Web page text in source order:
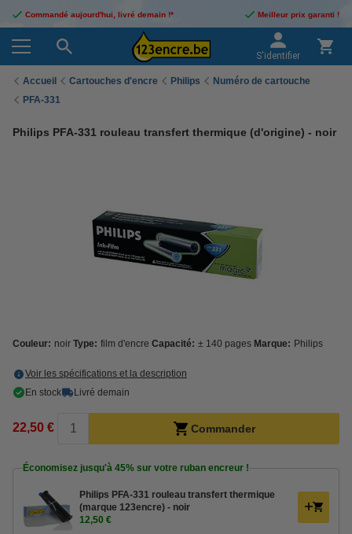
Commandé aujourd'hui, livré demain !* Meilleur prix garanti !
S'identifier
Accueil Cartouches d'encre Philips
Numéro de cartouche
PFA-331
Philips PFA-331 rouleau transfert thermique (d'origine) - noir
Couleur: noir Type: film d'encre Capacité: ± 140 pages Marque: Philips
Voir les spécifications et la description
En stock
Livré demain
22,50 € Commander
Économisez jusqu'à 45% sur votre ruban encreur !
Philips PFA-331 rouleau transfert thermique
(marque 123encre) - noir
12,50 €